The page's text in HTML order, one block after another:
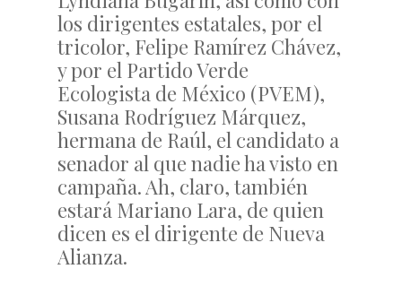
los dirigentes estatales, por el
tricolor, Felipe Ramírez Chávez,
y por el Partido Verde
Ecologista de México (PVEM),
Susana Rodríguez Márquez,
hermana de Raúl, el candidato a
senador al que nadie ha visto en
campaña. Ah, claro, también
estará Mariano Lara, de quien
dicen es el dirigente de Nueva
Alianza.